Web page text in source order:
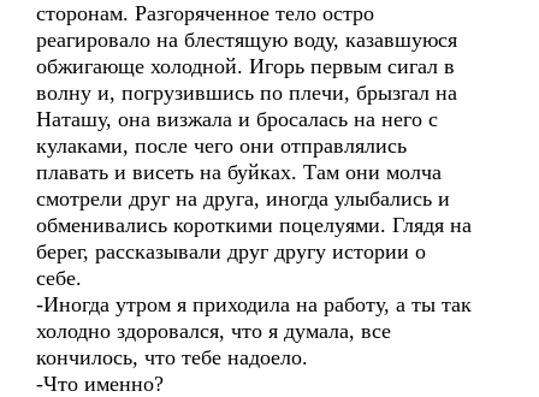
сторонам. Разгоряченное тело остро
реагировало на блестящую воду, казавшуюся
обжигающе холодной. Игорь первым сигал в
волну и, погрузившись по плечи, брызгал на
Наташу, она визжала и бросалась на него с
кулаками, после чего они отправлялись
плавать и висеть на буйках. Там они молча
смотрели друг на друга, иногда улыбались и
обменивались короткими поцелуями. Глядя на
берег, рассказывали друг другу истории о
себе.
-Иногда утром я приходила на работу, а ты так
холодно здоровался, что я думала, все
кончилось, что тебе надоело.
-Что именно?